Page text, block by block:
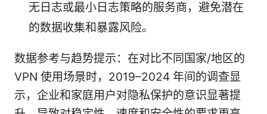
无日志或最小日志策略的服务商，避免潜在
的数据收集和暴露风险。
数据参考与趋势提示：在对比不同国家/地区的
VPN 使用场景时，2019–2024 年间的调查显
示，企业和家庭用户对隐私保护的意识显著提